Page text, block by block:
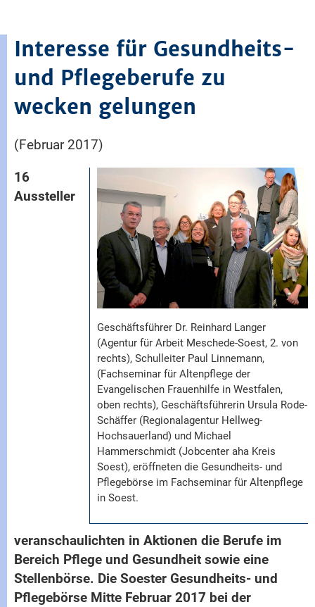
Interesse für Gesundheits-
und Pflegeberufe zu
wecken gelungen
(Februar 2017)
Geschäftsführer Dr. Reinhard Langer
(Agentur für Arbeit Meschede-Soest, 2. von
rechts), Schulleiter Paul Linnemann,
(Fachseminar für Altenpflege der
Evangelischen Frauenhilfe in Westfalen,
oben rechts), Geschäftsführerin Ursula Rode-
Schäffer (Regionalagentur Hellweg-
Hochsauerland) und Michael
Hammerschmidt (Jobcenter aha Kreis
Soest), eröffneten die Gesundheits- und
Pflegebörse im Fachseminar für Altenpflege
in Soest.
16
Aussteller
veranschaulichten in Aktionen die Berufe im
Bereich Pflege und Gesundheit sowie eine
Stellenbörse. Die Soester Gesundheits- und
Pflegebörse Mitte Februar 2017 bei der